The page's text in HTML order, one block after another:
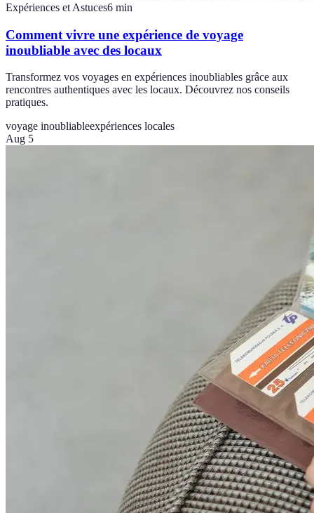
Expériences et Astuces6 min
Comment vivre une expérience de voyage
inoubliable avec des locaux
Transformez vos voyages en expériences inoubliables grâce aux
rencontres authentiques avec les locaux. Découvrez nos conseils
pratiques.
voyage inoubliableexpériences locales
Aug 5